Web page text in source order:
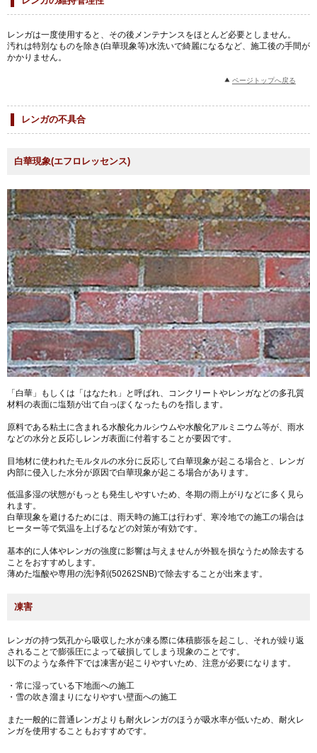
レンガは一度使用すると、その後メンテナンスをほとんど必要としません。
汚れは特別なものを除き(白華現象等)水洗いで綺麗になるなど、施工後の手間が
かかりません。
ページトップへ戻る
レンガの不具合
白華現象(エフロレッセンス)
「白華」もしくは「はなたれ」と呼ばれ、コンクリートやレンガなどの多孔質
材料の表面に塩類が出て白っぽくなったものを指します。
原料である粘土に含まれる水酸化カルシウムや水酸化アルミニウム等が、雨水
などの水分と反応しレンガ表面に付着することが要因です。
目地材に使われたモルタルの水分に反応して白華現象が起こる場合と、レンガ
内部に侵入した水分が原因で白華現象が起こる場合があります。
低温多湿の状態がもっとも発生しやすいため、冬期の雨上がりなどに多く見ら
れます。
白華現象を避けるためには、雨天時の施工は行わず、寒冷地での施工の場合は
ヒーター等で気温を上げるなどの対策が有効です。
基本的に人体やレンガの強度に影響は与えませんが外観を損なうため除去する
ことをおすすめします。
薄めた塩酸や専用の洗浄剤(50262SNB)で除去することが出来ます。
凍害
レンガの持つ気孔から吸収した水が凍る際に体積膨張を起こし、それが繰り返
されることで膨張圧によって破損してしまう現象のことです。
以下のような条件下では凍害が起こりやすいため、注意が必要になります。
・常に湿っている下地面への施工
・雪の吹き溜まりになりやすい壁面への施工
また一般的に普通レンガよりも耐火レンガのほうが吸水率が低いため、耐火レ
ンガを使用することもおすすめです。